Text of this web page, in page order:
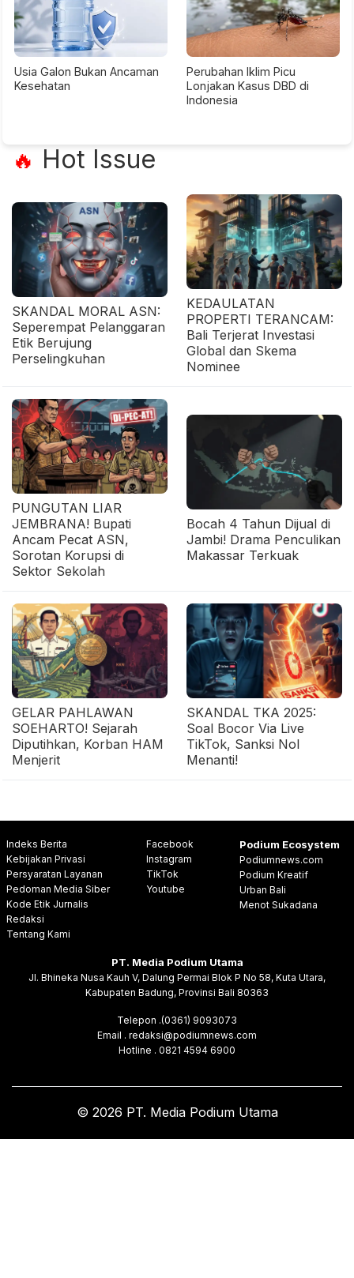
Usia Galon Bukan Ancaman
Kesehatan
Perubahan Iklim Picu
Lonjakan Kasus DBD di
Indonesia
🔥 Hot Issue
SKANDAL MORAL ASN:
Seperempat Pelanggaran
Etik Berujung
Perselingkuhan
KEDAULATAN
PROPERTI TERANCAM:
Bali Terjerat Investasi
Global dan Skema
Nominee
PUNGUTAN LIAR
JEMBRANA! Bupati
Ancam Pecat ASN,
Sorotan Korupsi di
Sektor Sekolah
Bocah 4 Tahun Dijual di
Jambi! Drama Penculikan
Makassar Terkuak
GELAR PAHLAWAN
SOEHARTO! Sejarah
Diputihkan, Korban HAM
Menjerit
SKANDAL TKA 2025:
Soal Bocor Via Live
TikTok, Sanksi Nol
Menanti!
Indeks Berita
Kebijakan Privasi
Persyaratan Layanan
Pedoman Media Siber
Kode Etik Jurnalis
Redaksi
Tentang Kami
Facebook
Instagram
TikTok
Youtube
Podium Ecosystem
Podiumnews.com
Podium Kreatif
Urban Bali
Menot Sukadana
PT. Media Podium Utama
Jl. Bhineka Nusa Kauh V, Dalung Permai Blok P No 58, Kuta Utara,
Kabupaten Badung, Provinsi Bali 80363
Telepon .(0361) 9093073
Email . redaksi@podiumnews.com
Hotline . 0821 4594 6900
© 2026 PT. Media Podium Utama